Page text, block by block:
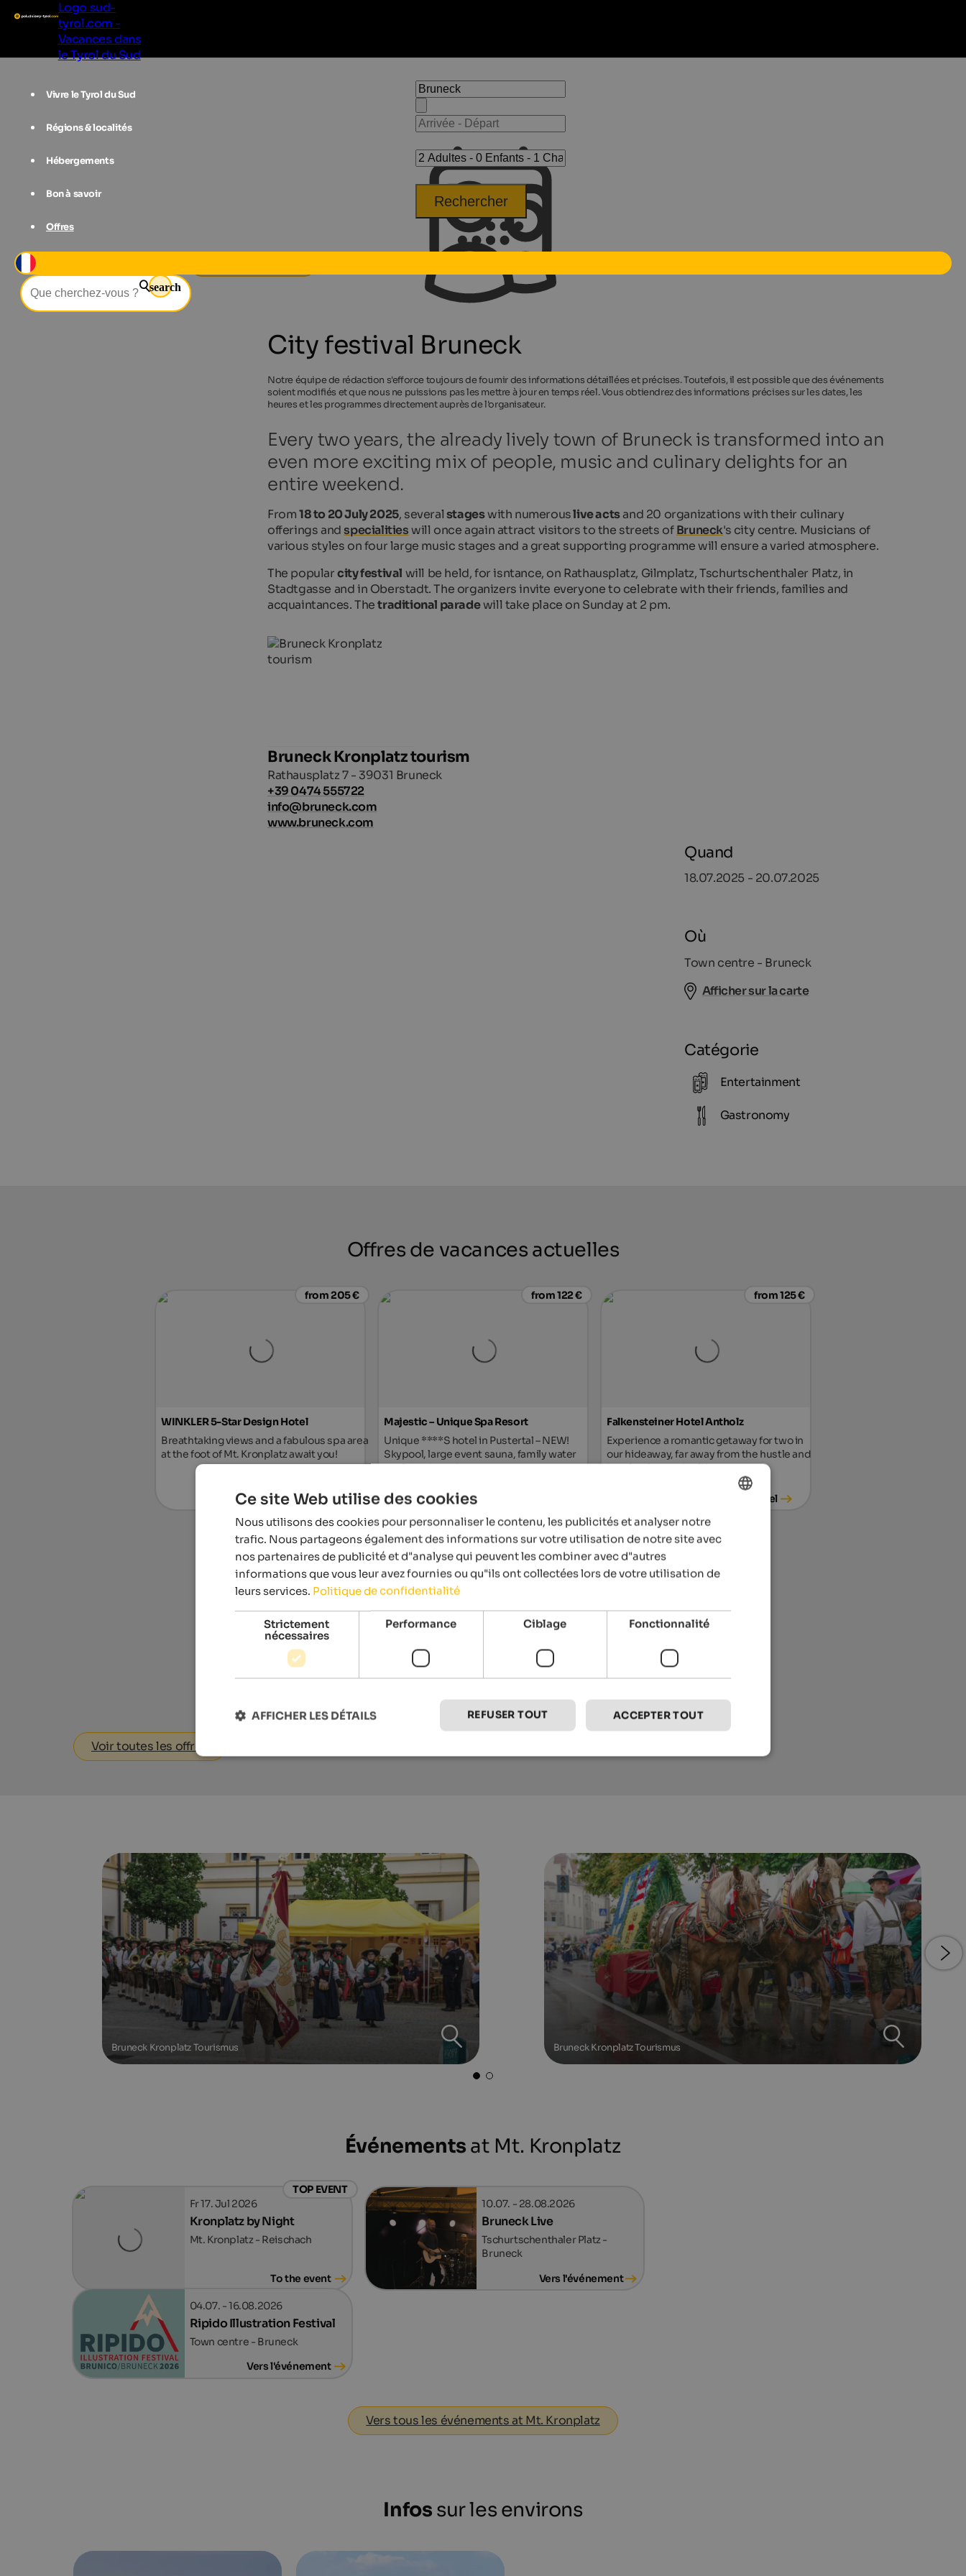
Logo sud-
tyrol.com -
Vacances dans
le Tyrol du Sud
Vivre le Tyrol du Sud
Régions & localités
Hébergements
Bon à savoir
Offres
search
Rechercher
City festival Bruneck
Notre équipe de rédaction s'efforce toujours de fournir des informations détaillées et précises. Toutefois, il est possible que des événements
soient modifiés et que nous ne puissions pas les mettre à jour en temps réel. Vous obtiendrez des informations précises sur les dates, les
heures et les programmes directement auprès de l'organisateur.
Every two years, the already lively town of Bruneck is transformed into an
even more exciting mix of people, music and culinary delights for an
entire weekend.
From18 to 20 July 2025, severalstageswith numerouslive actsand 20 organizations with their culinary
offerings andspecialitieswill once again attract visitors to the streets ofBruneck's city centre. Musicians of
various styles on four large music stages and a great supporting programme will ensure a varied atmosphere.
The popularcity festival will be held, for isntance, on Rathausplatz, Gilmplatz, Tschurtschenthaler Platz, in
Stadtgasse and in Oberstadt. The organizers invite everyone to celebrate with their friends, families and
acquaintances. Thetraditional paradewill take place on Sunday at 2 pm.
Bruneck Kronplatz tourism
Rathausplatz 7 - 39031 Bruneck
+39 0474 555722
info@bruneck.com
www.bruneck.com
Quand
18.07.2025 - 20.07.2025
Où
Town centre - Bruneck
Afficher sur la carte
Catégorie
Entertainment
Gastronomy
Offres de vacances actuelles
from 205 €
WINKLER 5-Star Design Hotel
Breathtaking views and a fabulous spa area
at the foot of Mt. Kronplatz await you!
To the hotel
from 122 €
Majestic – Unique Spa Resort
Unique ****S hotel in Pustertal – NEW!
Skypool, large event sauna, family water
world and much more.
from 125 €
Falkensteiner Hotel Antholz
Experience a romantic getaway for two in
our hideaway, far away from the hustle and
bustle of everyday life.
To the hotel
An inspiring panoramic getaway for lovers
To the hotel
Voir toutes les offres
Bruneck Kronplatz Tourismus Bruneck Kronplatz Tourismus
Événements at Mt. Kronplatz
TOP EVENT
Fr 17. Jul 2026
Kronplatz by Night
Mt. Kronplatz - Reischach
To the event
10.07. - 28.08.2026
Bruneck Live
Tschurtschenthaler Platz -
Bruneck
Vers l'événement
04.07. - 16.08.2026
Ripido Illustration Festival
Town centre - Bruneck
Vers l'événement
Vers tous les événements at Mt. Kronplatz
Infos sur les environs
ENGLISH
FRENCH
Ce site Web utilise des cookies
Nous utilisons des cookies pour personnaliser le contenu, les publicités et analyser notre
trafic. Nous partageons également des informations sur votre utilisation de notre site avec
nos partenaires de publicité et d"analyse qui peuvent les combiner avec d"autres
informations que vous leur avez fournies ou qu"ils ont collectées lors de votre utilisation de
leurs services. Politique de confidentialité
Strictement
nécessaires
Performance Ciblage Fonctionnalité
ACCEPTER TOUT
REFUSER TOUT
AFFICHER LES DÉTAILS